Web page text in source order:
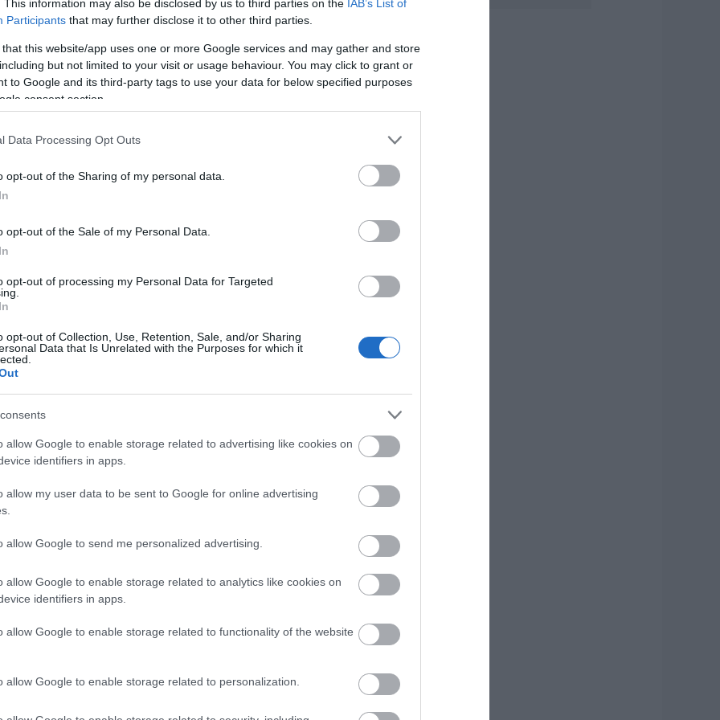
This information may also be disclosed by us to third parties on the IAB’s List of
Participants that may further disclose it to other third parties.
that this website/app uses one or more Google services and may gather and store
but not limited to your visit or usage behaviour. You may click to grant or
to Google and its third-party tags to use your data for below specified purposes
consent section.
Data Processing Opt Outs
opt-out of the Sharing of my personal data.
opt-out of the Sale of my Personal Data.
opt-out of processing my Personal Data for Targeted
opt-out of Collection, Use, Retention, Sale, and/or Sharing
Data that Is Unrelated with the Purposes for which it
allow Google to enable storage related to advertising like cookies on
identifiers in apps.
allow my user data to be sent to Google for online advertising
allow Google to send me personalized advertising.
allow Google to enable storage related to analytics like cookies on
identifiers in apps.
allow Google to enable storage related to functionality of the website
allow Google to enable storage related to personalization.
μονάδων, δύο στη
πρόσφατα ξεκίνησεη εμπορική
στη Χίο, η οποία έχει ήδη ενισχύσει
και
με καυστήρες χαμηλών
επένδυση του Ομίλου για την αναβάθμιση
παραγωγής στα μη διασυνδεδεμένα νησιά.
την παραγωγική ισχύ των σταθμών στα
τους επάρκεια, ενώ η χρήση τους
εξόδων ΥΚΩ.Η αντικατάσταση του
(LFO), σε συνδυασμό με τα σύγχρονα
ρύπων και σωματιδίων, που διαθέτουν οι
των νέωναεριοστροβιλικών μονάδων, που
είναι χαμηλότερο από αυτό των
ακόμη περισσότερο τα περιβαλλοντικά
γρήγορη απόκριση, οι νέες
υποστηρικτικά στιςμονάδεςΑΠΕ, που
Ιστιαία!
Συγκινεί Ενορία
στην Εύβοια!
τρόφιμα για άπορες
Δεκαπενταύγουστο!
ενδεχόμενο
πυρκαγιάς σήμερα ο
Δήμος Χαλκιδέων-
09.08.2026 | 10:40
και στην Εύβοια;
σήμερα στην Εύβοια
καλλιτέχνη του
βιολιού!
Αυγούστου πολλές
περιοχές στην
09.08.2026 | 09:40